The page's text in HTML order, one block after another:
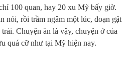
100 quan, hay 20 xu Mỹ bấy giờ.
nói, rồi trầm ngâm một lúc, đoạn gật
Chuyện ăn là vậy, chuyện ở của
quá cỡ như tại Mỹ hiện nay.